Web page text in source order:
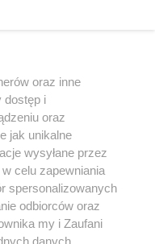
Youtube
oraz inne
dostęp i
oraz
jak unikalne
wysyłane przez
celu zapewniania
spersonalizowanych
odbiorców oraz
my i Zaufani
danych